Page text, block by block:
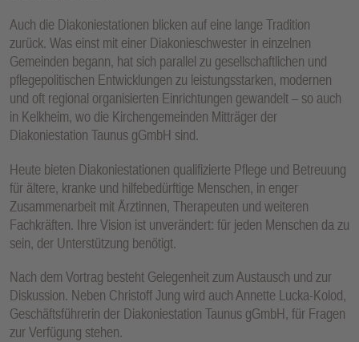
Auch die Diakoniestationen blicken auf eine lange Tradition
zurück. Was einst mit einer Diakonieschwester in einzelnen
Gemeinden begann, hat sich parallel zu gesellschaftlichen und
pflegepolitischen Entwicklungen zu leistungsstarken, modernen
und oft regional organisierten Einrichtungen gewandelt – so auch
in Kelkheim, wo die Kirchengemeinden Mitträger der
Diakoniestation Taunus gGmbH sind.
Heute bieten Diakoniestationen qualifizierte Pflege und Betreuung
für ältere, kranke und hilfebedürftige Menschen, in enger
Zusammenarbeit mit Ärztinnen, Therapeuten und weiteren
Fachkräften. Ihre Vision ist unverändert: für jeden Menschen da zu
sein, der Unterstützung benötigt.
Nach dem Vortrag besteht Gelegenheit zum Austausch und zur
Diskussion. Neben Christoff Jung wird auch Annette Lucka-Kolod,
Geschäftsführerin der Diakoniestation Taunus gGmbH, für Fragen
zur Verfügung stehen.